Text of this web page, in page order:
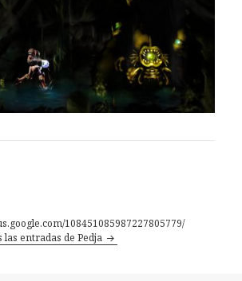
108451085987227805779/
las entradas de Pedja